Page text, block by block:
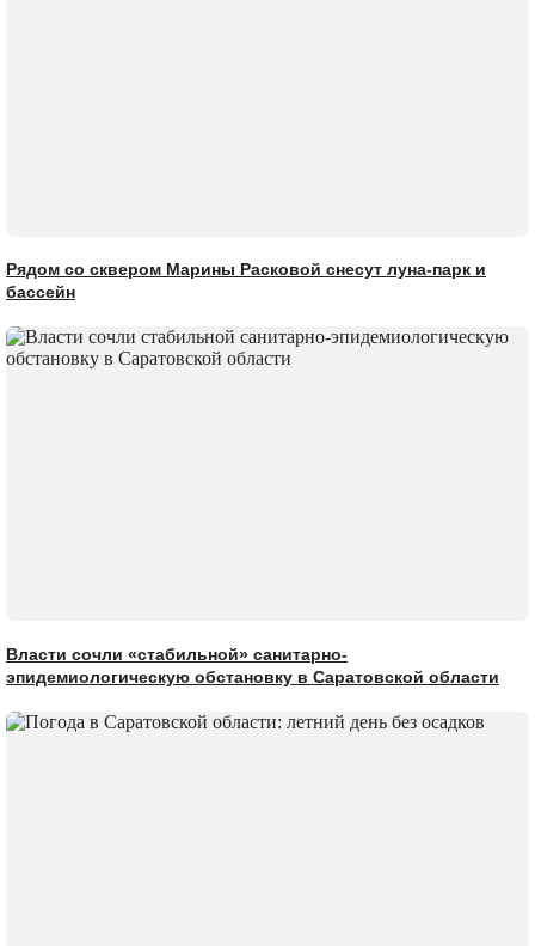
Рядом со сквером Марины Расковой снесут луна-парк и
бассейн
Власти сочли «стабильной» санитарно-
эпидемиологическую обстановку в Саратовской области